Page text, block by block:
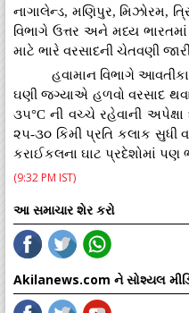
નાગાલેન્ડ, મણિપુર, મિઝોરમ,
વિભાગે ઉત્તર અને મધ્ય ભારતમાં
માટે ભારે વરસાદની ચેતવણી
હવામાન વિભાગે
ઘણી જગ્યાએ હળવો વરસાદ
૩૫°C ની વચ્ચે રહેવાની
૨૫-૩૦ કિમી પ્રતિ કલાક સુધી
કરાઈકલના ઘાટ પ્રદેશોમાં પણ
(9:32 PM IST)
આ સમાચાર શેર કરો
Akilanews.com ને સોશ્યલ